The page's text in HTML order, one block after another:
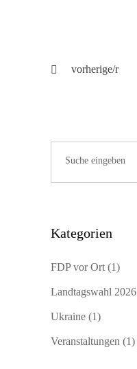
vorherige/r
Kategorien
FDP vor Ort (1)
Landtagswahl 2026
Ukraine (1)
Veranstaltungen (1)